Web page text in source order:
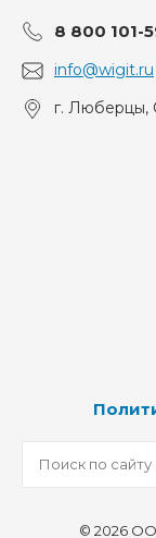
8 800 101-
info@wigit.ru
г. Люберцы,
© 2026